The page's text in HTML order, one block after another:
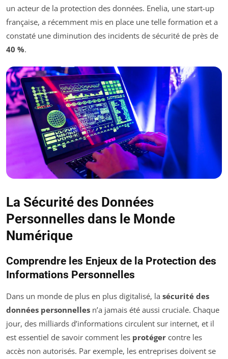
un acteur de la protection des données. Enelia, une start-up
française, a récemment mis en place une telle formation et a
constaté une diminution des incidents de sécurité de près de
40 %.
La Sécurité des Données
Personnelles dans le Monde
Numérique
Comprendre les Enjeux de la Protection des
Informations Personnelles
Dans un monde de plus en plus digitalisé, la sécurité des
données personnelles n’a jamais été aussi cruciale. Chaque
jour, des milliards d’informations circulent sur internet, et il
est essentiel de savoir comment les protéger contre les
accès non autorisés. Par exemple, les entreprises doivent se